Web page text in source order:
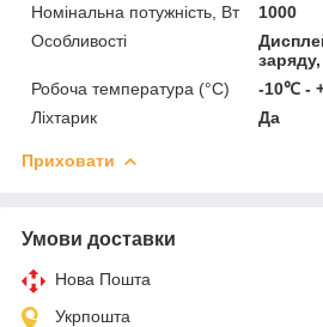
Номінальна потужність, Вт
1000
Особливості
Робоча температура (°C)
-10℃ -
Ліхтарик
Да
Приховати
Умови доставки
Нова Пошта
Укрпошта